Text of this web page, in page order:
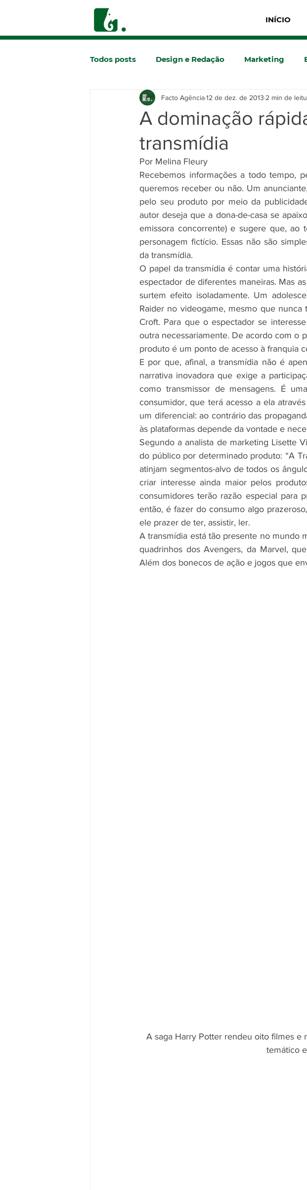
INÍCIO
Todos posts Design e Redação Marketing
Comunicação
A dominação
transmídia
Facto Agência12 de dez. de 2013 2 min de
Por Melina Fleury
Recebemos informações a todo tempo,
queremos receber ou não. Um
pelo seu produto por meio da
autor deseja que a dona-de-casa se
emissora concorrente) e sugere que,
personagem fictício. Essas não são
da transmídia.
O papel da transmídia é contar uma
espectador de diferentes maneiras. Mas
surtem efeito isoladamente. Um
Raider no videogame, mesmo que
Croft. Para que o espectador se
outra necessariamente. De acordo com o
produto é um ponto de acesso à franquia
E por que, afinal, a transmídia não é
narrativa inovadora que exige a
como transmissor de mensagens. É
consumidor, que terá acesso a ela
um diferencial: ao contrário das
às plataformas depende da vontade e
Segundo a analista de marketing Lisette
do público por determinado produto: “A
atinjam segmentos-alvo de todos os
criar interesse ainda maior pelos
consumidores terão razão especial para
então, é fazer do consumo algo
ele prazer de ter, assistir, ler.
A transmídia está tão presente no mundo
quadrinhos dos Avengers, da Marvel,
Além dos bonecos de ação e jogos que
A saga Harry Potter rendeu oito filmes
temático